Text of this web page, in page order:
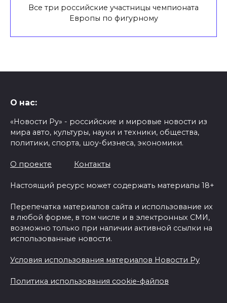
Все три российские участницы чемпионата
Европы по фигурному
О нас:
«Новости Ру» - российские и мировые новости из
мира авто, культуры, науки и техники, общества,
политики, спорта, шоу-бизнеса, экономики.
О проекте Контакты
Настоящий ресурс может содержать материалы 18+
Перепечатка материалов сайта и использование их
в любой форме, в том числе и в электронных СМИ,
возможно только при наличии активной ссылки на
использованные новости.
Условия использования материалов Новости Ру
Политика использования cookie-файлов